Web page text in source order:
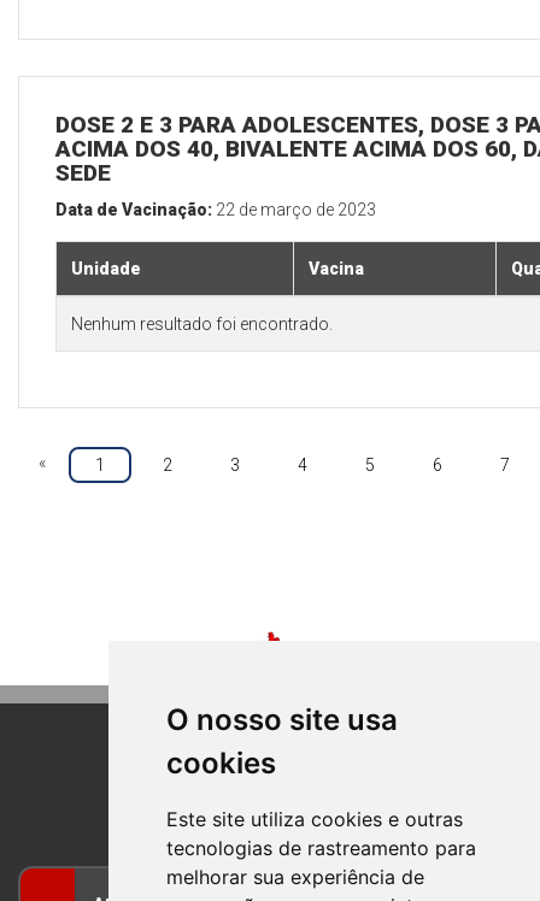
O nosso site usa
cookies
Este site utiliza cookies e outras
tecnologias de rastreamento para
melhorar sua experiência de
DOSE 2 E 3 PARA ADOLESCENTES, DOSE 3
ACIMA DOS 40, BIVALENTE ACIMA DOS 60,
SEDE
Data de Vacinação: 22 de março de 2023
Unidade Vacina
Nenhum resultado foi encontrado.
« 1 2 3 4 5 6 7
BOM PRINCIPIO
RIO GRANDE DO SUL